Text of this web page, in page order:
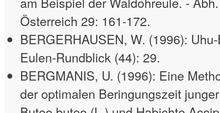
Österreich 29: 161-172.
BERGERHAUSEN, W. (1996):
Eulen-Rundblick (44): 29.
BERGMANIS, U. (1996): Eine
der optimalen Beringungszeit